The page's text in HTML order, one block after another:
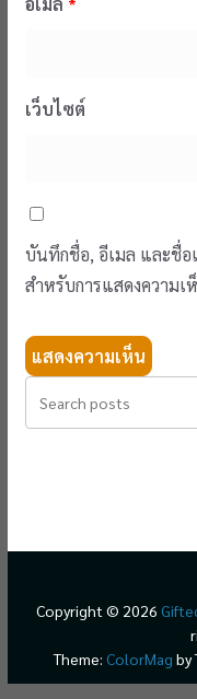
เว็บไซต์
บันทึกชื่อ, อีเมล และชื่อ
สำหรับการแสดงความเ
Copyright © 2026
Theme: ColorMag by